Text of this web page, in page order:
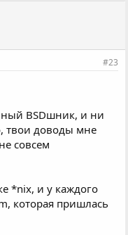
#23
BSDшник, и ни
твои доводы мне
совсем
*nix, и у каждого
которая пришлась